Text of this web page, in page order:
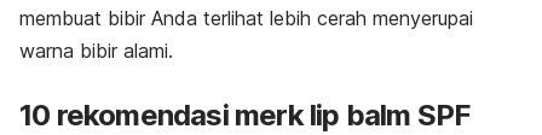
membuat bibir Anda terlihat lebih cerah menyerupai
warna bibir alami.
10 rekomendasi merklip balm SPF